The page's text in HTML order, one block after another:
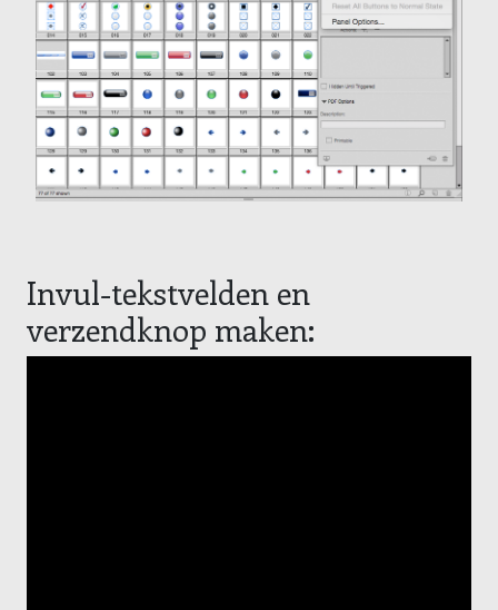
Invul-tekstvelden en
verzendknop maken: